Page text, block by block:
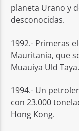
planeta Urano y
desconocidas.
1992.- Primeras
Mauritania, que
Muauiya Uld Taya.
1994.- Un
con 23.000
Hong Kong.